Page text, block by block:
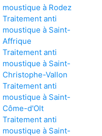
moustique à Rodez
Traitement anti
moustique à Saint-
Affrique
Traitement anti
moustique à Saint-
Christophe-Vallon
Traitement anti
moustique à Saint-
Côme-d'Olt
Traitement anti
moustique à Saint-